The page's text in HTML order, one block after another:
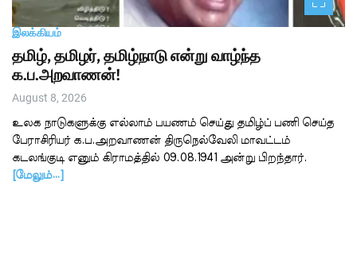
இலக்கியம்
தமிழ், தமிழர், தமிழ்நாடு என்று வாழ்ந்த
க.ப.அறவாணன்!
August 8, 2026
உலக நாடுகளுக்கு எல்லாம் பயணம் செய்து தமிழ்ப் பணி செய்த
பேராசிரியர் க.ப.அறவாணன் திருநெல்வேலி மாவட்டம்
கடலங்குடி எனும் கிராமத்தில் 09.08.1941 அன்று பிறந்தார்.
[மேலும்…]